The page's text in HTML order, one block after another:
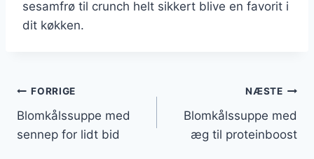
sesamfrø til crunch helt sikkert blive en favorit i
dit køkken.
Indlægsnavigation
FORRIGE
Blomkålssuppe med
sennep for lidt bid
NÆSTE
Blomkålssuppe med
æg til proteinboost